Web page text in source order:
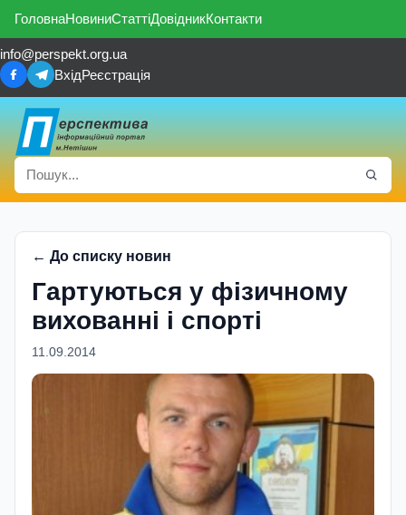
ГоловнаНовиниСтаттіДовідникКонтакти
info@perspekt.org.ua
ВхідРеєстрація
← До списку новин
Гартуються у фізичному
вихованні і спорті
11.09.2014